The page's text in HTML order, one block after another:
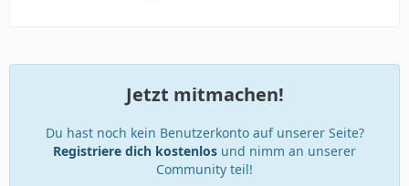
Jetzt mitmachen!
Du hast noch kein Benutzerkonto auf unserer Seite?
Registriere dich kostenlos und nimm an unserer
Community teil!